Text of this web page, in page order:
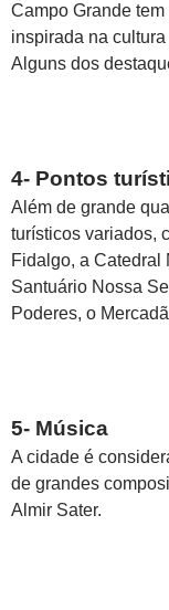
Campo Grande
inspirada na
Alguns dos
4- Pontos
Além de grande
turísticos variados,
Fidalgo, a Catedral
Santuário Nossa
Poderes, o
5- Música
A cidade é
de grandes
Almir Sater.